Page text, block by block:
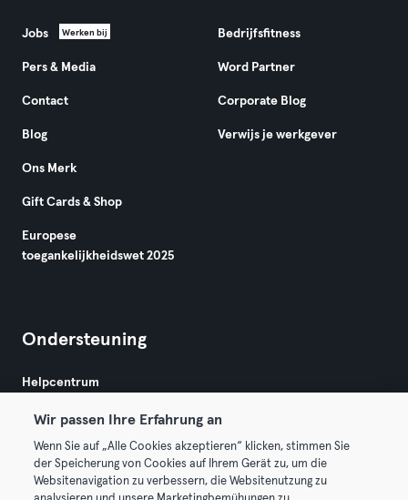
Jobs Werken bij
Pers & Media
Contact
Blog
Ons Merk
Gift Cards & Shop
Europese
toegankelijkheidswet 2025
Bedrijfsfitness
Word Partner
Corporate Blog
Verwijs je werkgever
Ondersteuning
Helpcentrum
Wir passen Ihre Erfahrung an
Wenn Sie auf „Alle Cookies akzeptieren“ klicken, stimmen Sie
der Speicherung von Cookies auf Ihrem Gerät zu, um die
Websitenavigation zu verbessern, die Websitenutzung zu